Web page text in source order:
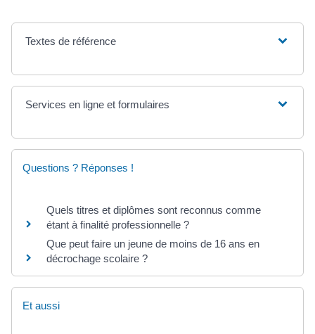
Textes de référence
Services en ligne et formulaires
Questions ? Réponses !
Quels titres et diplômes sont reconnus comme
étant à finalité professionnelle ?
Que peut faire un jeune de moins de 16 ans en
décrochage scolaire ?
Et aussi